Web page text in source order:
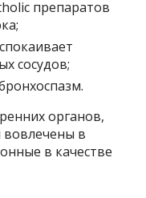
препаратов
сосудов;
органов,
вовлечены в
в качестве